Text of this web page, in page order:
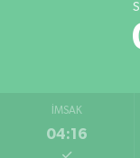
İMSAK
04:16